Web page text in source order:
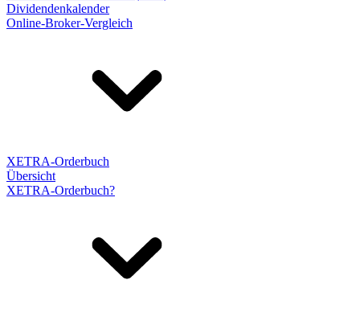
Dividendenkalender
Online-Broker-Vergleich
XETRA-Orderbuch
Übersicht
XETRA-Orderbuch?